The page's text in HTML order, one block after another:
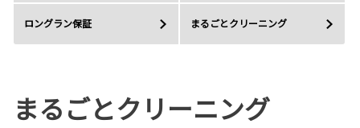
ロングラン保証 まるごとクリーニング
まるごとクリーニング